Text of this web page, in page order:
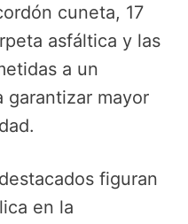
cuneta, 17
asfáltica y las
a un
garantizar mayor
figuran
en la